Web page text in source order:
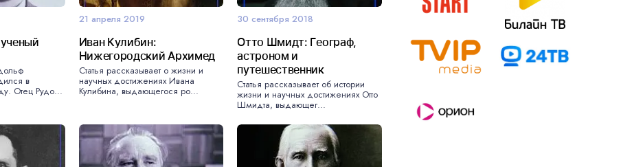
в
Отец Рудо...
21 апреля 2019
Иван Кулибин:
Нижегородский Архимед
Статья рассказывает о жизни и
научных достижениях Ивана
Кулибина, выдающегося ро...
30 сентября 2018
Отто Шмидт: Географ,
астроном и
путешественник
Статья рассказывает об истории
жизни и научных достижениях Отто
Шмидта, выдающег...